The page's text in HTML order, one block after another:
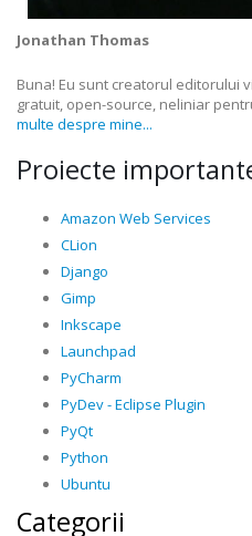
Jonathan Thomas
Buna! Eu sunt creatorul editorului
gratuit, open-source, neliniar
multe despre mine...
Proiecte
Amazon Web Services
CLion
Django
Gimp
Inkscape
Launchpad
PyCharm
PyDev - Eclipse Plugin
PyQt
Python
Ubuntu
Categorii